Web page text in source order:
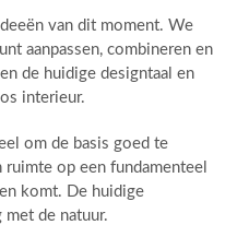
van dit moment. We
aanpassen, combineren en
de huidige designtaal en
interieur.
om de basis goed te
op een fundamenteel
komt. De huidige
de natuur.